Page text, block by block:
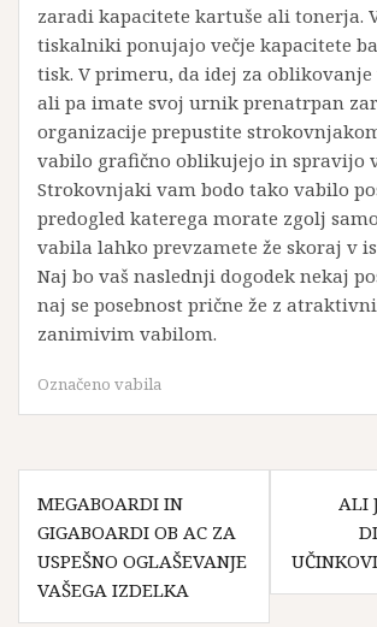
zaradi kapacitete kartuše ali tonerja.
tiskalniki ponujajo večje kapacitete
tisk. V primeru, da idej za
ali pa imate svoj urnik prenatrpan
organizacije prepustite
vabilo grafično oblikujejo in spravijo
Strokovnjaki vam bodo tako vabilo
predogled katerega morate zgolj
vabila lahko prevzamete že skoraj v
Naj bo vaš naslednji dogodek nekaj
naj se posebnost prične že z
zanimivim vabilom.
Označeno vabila
Navigacija
prispevka
MEGABOARDI IN
GIGABOARDI OB AC ZA
USPEŠNO OGLAŠEVANJE
VAŠEGA IZDELKA
ALI